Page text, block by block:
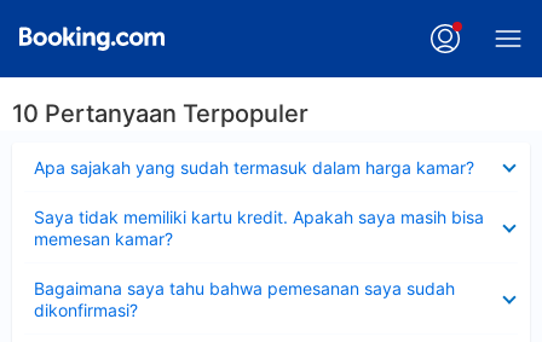
10 Pertanyaan Terpopuler
Apa sajakah yang sudah termasuk dalam harga kamar?
Saya tidak memiliki kartu kredit. Apakah saya masih bisa
memesan kamar?
Bagaimana saya tahu bahwa pemesanan saya sudah
dikonfirmasi?